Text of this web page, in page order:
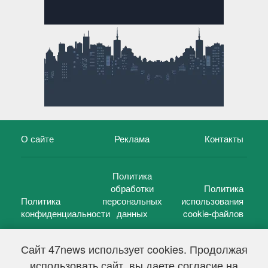
Сайт 47news использует cookies. Продолжая
О сайте Реклама Контакты
Политика
конфиденциальности
Политика
обработки
персональных
данных
Политика
использования
cookie-файлов